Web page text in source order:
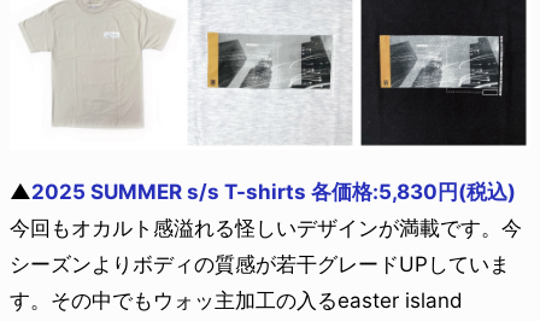
▲2025 SUMMER s/s T-shirts 各価格:5,830円(税込)
今回もオカルト感溢れる怪しいデザインが満載です。今
シーズンよりボディの質感が若干グレードUPしていま
す。その中でもウォッ主加工の入るeaster island